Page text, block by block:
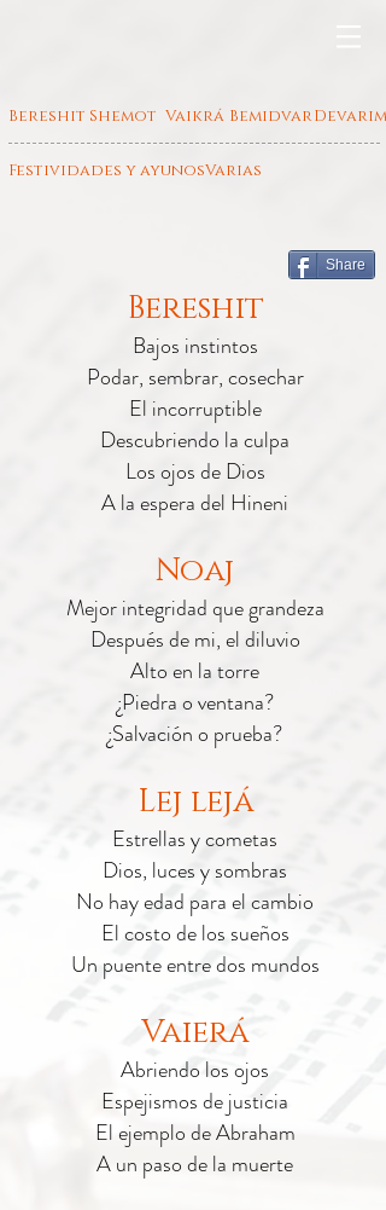
Bereshit
Bajos instintos
Podar, sembrar, cosechar
El incorruptible
Descubriendo la culpa
Los ojos de Dios
A la espera del Hineni
Noaj
Mejor integridad que grandeza
Después de mi, el diluvio
Alto en la torre
¿Piedra o ventana?
¿Salvación o prueba?
Lej lejá
Estrellas y cometas
Dios, luces y sombras
No hay edad para el cambio
El costo de los sueños
Un puente entre dos mundos
Vaierá
Abriendo los ojos
Espejismos de justicia
El ejemplo de Abraham
A un paso de la muerte
Share
Bereshit Shemot Vaikrá Devarim
Bemidvar
Festividades y ayunosVarias